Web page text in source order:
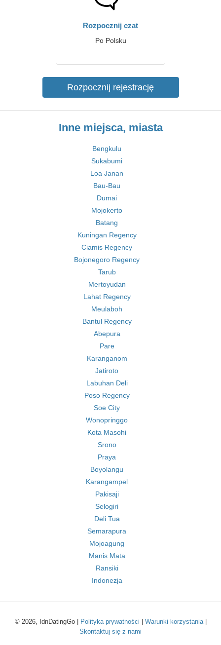
Rozpocznij czat
Po Polsku
Rozpocznij rejestrację
Inne miejsca, miasta
Bengkulu
Sukabumi
Loa Janan
Bau-Bau
Dumai
Mojokerto
Batang
Kuningan Regency
Ciamis Regency
Bojonegoro Regency
Tarub
Mertoyudan
Lahat Regency
Meulaboh
Bantul Regency
Abepura
Pare
Karanganom
Jatiroto
Labuhan Deli
Poso Regency
Soe City
Wonopringgo
Kota Masohi
Srono
Praya
Boyolangu
Karangampel
Pakisaji
Selogiri
Deli Tua
Semarapura
Mojoagung
Manis Mata
Ransiki
Indonezja
© 2026, IdnDatingGo | Polityka prywatności Warunki korzystania|
Skontaktuj się z nami